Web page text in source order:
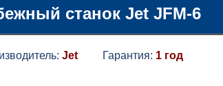
станок Jet JFM-6
Jet Гарантия: 1 год